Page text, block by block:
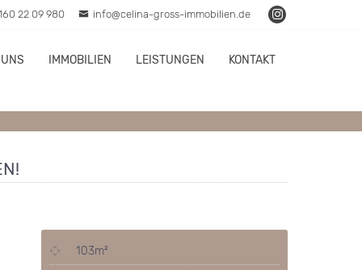
22 09 980 info@celina-gross-immobilien.de
IMMOBILIEN LEISTUNGEN KONTAKT
103m²